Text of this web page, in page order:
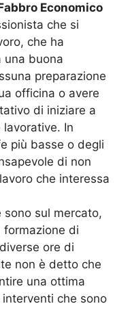
Economico
che si
che ha
una buona
preparazione
officina o avere
di iniziare a
In
più basse o degli
di non
che interessa
sul mercato,
formazione di
ore di
non è detto che
una ottima
che sono